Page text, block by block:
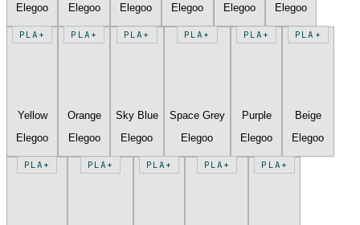
Elegoo
Elegoo
Elegoo
Elegoo
Elegoo
Elegoo
PLA+
Yellow
Elegoo
PLA+
Orange
Elegoo
PLA+
Sky Blue
Elegoo
PLA+
Space Grey
Elegoo
PLA+
Purple
Elegoo
PLA+
Beige
Elegoo
PLA+ PLA+ PLA+ PLA+ PLA+